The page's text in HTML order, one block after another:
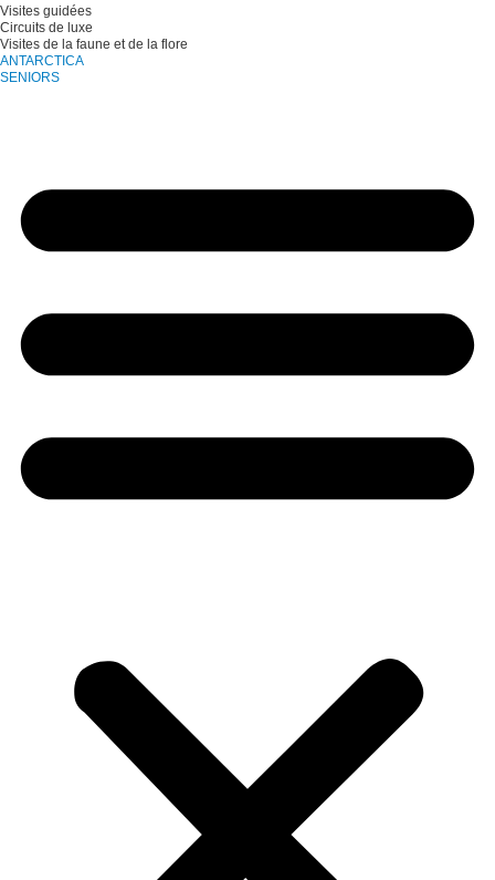
Visites guidées
Circuits de luxe
Visites de la faune et de la flore
ANTARCTICA
SENIORS